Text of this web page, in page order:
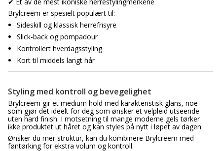
Brylcreem er spesielt populært til:
Sideskill og klassisk herrefrisyre
Slick-back og pompadour
Kontrollert hverdagsstyling
Kort til middels langt hår
Styling med kontroll og bevegelighet
Brylcreem gir et medium hold med karakteristisk glans, noe
som gjør det ideelt for deg som ønsker et velpleid utseende
uten hard finish. I motsetning til mange moderne gels tørker
ikke produktet ut håret og kan styles på nytt i løpet av dagen.
Ønsker du mer struktur, kan du kombinere Brylcreem med
føntørking for ekstra volum og kontroll.